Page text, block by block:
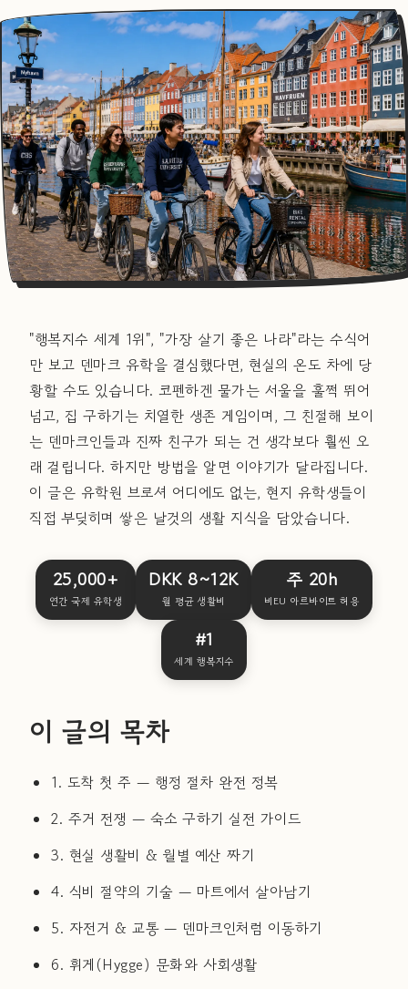
"행복지수 세계 1위", "가장 살기 좋은 나라"라는 수식어
만 보고 덴마크 유학을 결심했다면, 현실의 온도 차에 당
황할 수도 있습니다. 코펜하겐 물가는 서울을 훌쩍 뛰어
넘고, 집 구하기는 치열한 생존 게임이며, 그 친절해 보이
는 덴마크인들과 진짜 친구가 되는 건 생각보다 훨씬 오
래 걸립니다. 하지만 방법을 알면 이야기가 달라집니다.
이 글은 유학원 브로셔 어디에도 없는, 현지 유학생들이
직접 부딪히며 쌓은 날것의 생활 지식을 담았습니다.
25,000+
연간 국제 유학생
DKK 8~12K
월 평균 생활비
주 20h
비EU 아르바이트 허용
#1
세계 행복지수
이 글의 목차
1. 도착 첫 주 — 행정 절차 완전 정복
2. 주거 전쟁 — 숙소 구하기 실전 가이드
3. 현실 생활비 & 월별 예산 짜기
4. 식비 절약의 기술 — 마트에서 살아남기
5. 자전거 & 교통 — 덴마크인처럼 이동하기
6. 휘게(Hygge) 문화와 사회생활